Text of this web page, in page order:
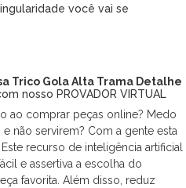
você vai se
Trico Gola Alta Trama Detalhe
nosso PROVADOR VIRTUAL
ao comprar peças online? Medo
não servirem? Com a gente esta
recurso de inteligência artificial
e assertiva a escolha do
favorita. Além disso, reduz